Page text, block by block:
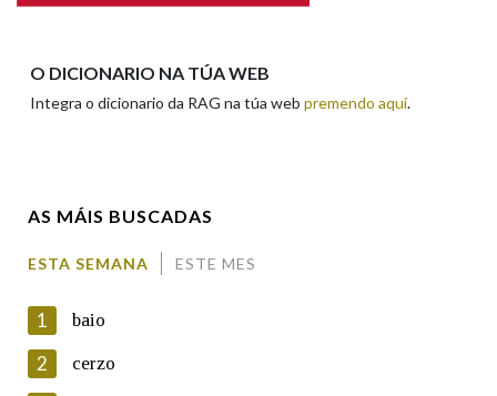
O DICIONARIO NA TÚA WEB
Integra o dicionario da RAG na túa web premendo aquí.
AS MÁIS BUSCADAS
ESTA SEMANA ESTE MES
1 baio
2 cerzo